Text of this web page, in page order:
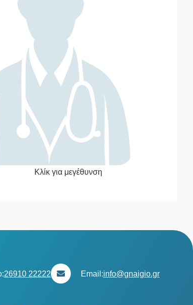
Κλίκ για μεγέθυνση
26910 22222 Email:info@gnaigio.gr